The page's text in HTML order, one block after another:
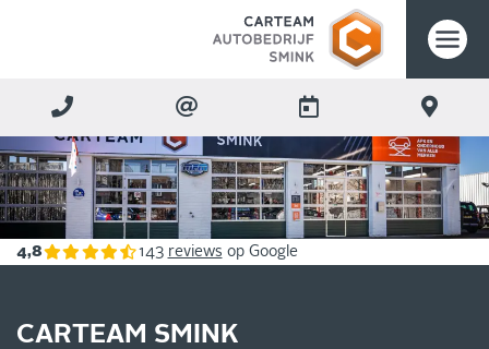
4,8 143 reviews op Google
CARTEAM SMINK